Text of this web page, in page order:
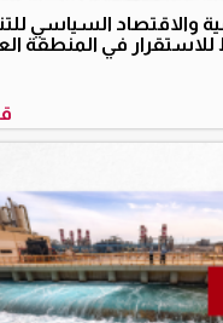
والاقتصاد السياسي
في المنطقة